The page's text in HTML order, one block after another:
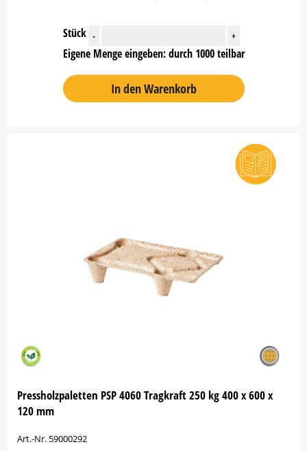
Stück - +
Eigene Menge eingeben: durch 1000 teilbar
In den Warenkorb
Pressholzpaletten PSP 4060 Tragkraft 250 kg 400 x 600 x
120 mm
Art.-Nr. 59000292